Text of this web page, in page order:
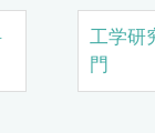
工学研
門